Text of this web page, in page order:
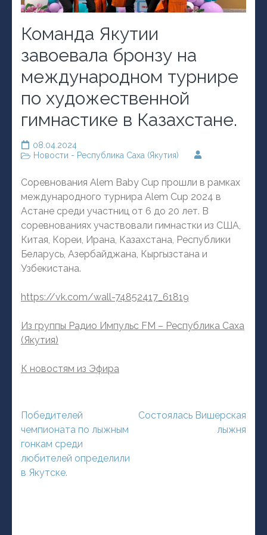
Команда Якутии
завоевала бронзу на
международном турнире
по художественной
гимнастике в Казахстане.
08.04.2024
Новости - Республика Саха (Якутия)
Соревнования Alem Baby Cup прошли в рамках
международного турнира Alem Cup 2024 в
Астане среди участниц от 6 до 20 лет. В
соревнованиях участвовали гимнастки из США,
Китая, Кореи, Ирана, Казахстана, Республики
Беларусь, Азербайджана, Кыргызстана и
Узбекистана.
https://vk.com/wall-74852417_61819
Из группы Радио Импульс FM – Республика Саха
(Якутия)
К новостям из Эфира
Навигация
по
записям
Победителей
чемпионата по лыжным
гонкам среди
любителей определили
в Якутске.
Состоялась Вишерская
лыжня